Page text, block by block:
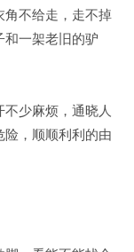
角不给走，走不掉
和一架老旧的驴
少麻烦，通晓人
，顺顺利利的由